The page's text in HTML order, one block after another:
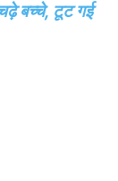
चढ़े बच्चे, टूट गई